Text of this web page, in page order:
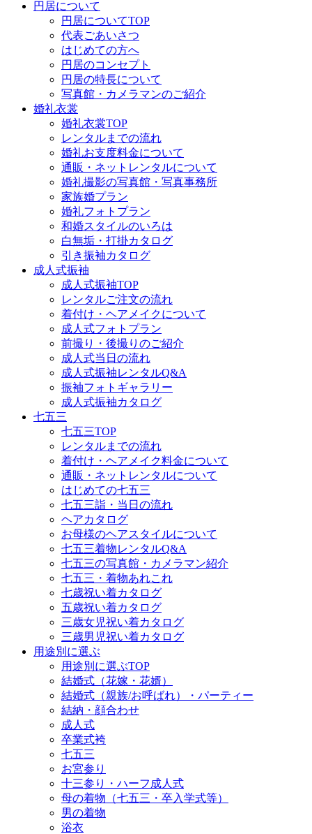
円居について
円居についてTOP
代表ごあいさつ
はじめての方へ
円居のコンセプト
円居の特長について
写真館・カメラマンのご紹介
婚礼衣裳
婚礼衣裳TOP
レンタルまでの流れ
婚礼お支度料金について
通販・ネットレンタルについて
婚礼撮影の写真館・写真事務所
家族婚プラン
婚礼フォトプラン
和婚スタイルのいろは
白無垢・打掛カタログ
引き振袖カタログ
成人式振袖
成人式振袖TOP
レンタルご注文の流れ
着付け・ヘアメイクについて
成人式フォトプラン
前撮り・後撮りのご紹介
成人式当日の流れ
成人式振袖レンタルQ&A
振袖フォトギャラリー
成人式振袖カタログ
七五三
七五三TOP
レンタルまでの流れ
着付け・ヘアメイク料金について
通販・ネットレンタルについて
はじめての七五三
七五三詣・当日の流れ
ヘアカタログ
お母様のヘアスタイルについて
七五三着物レンタルQ&A
七五三の写真館・カメラマン紹介
七五三・着物あれこれ
七歳祝い着カタログ
五歳祝い着カタログ
三歳女児祝い着カタログ
三歳男児祝い着カタログ
用途別に選ぶ
用途別に選ぶTOP
結婚式（花嫁・花婿）
結婚式（親族/お呼ばれ）・パーティー
結納・顔合わせ
成人式
卒業式袴
七五三
お宮参り
十三参り・ハーフ成人式
母の着物（七五三・卒入学式等）
男の着物
浴衣